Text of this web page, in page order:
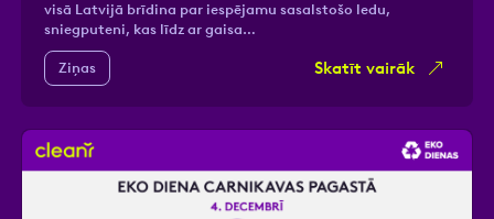
visā Latvijā brīdina par iespējamu sasalstošo ledu,
sniegputeni, kas līdz ar gaisa…
Ziņas Skatīt vairāk